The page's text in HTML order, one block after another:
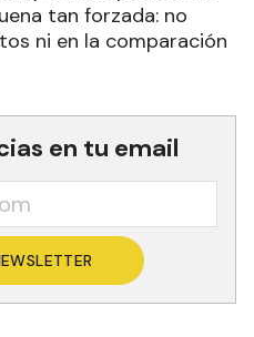
tan forzada: no
ni en la comparación
en tu email